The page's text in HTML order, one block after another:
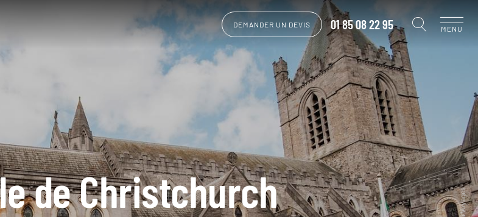
DEMANDER UN DEVIS 01 85 08 22 95 MENU
de Christchurch